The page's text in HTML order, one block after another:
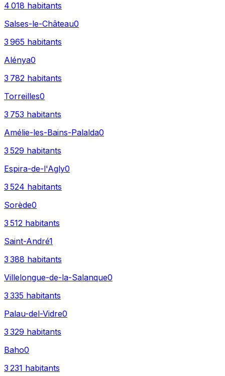
4 018 habitants
Salses-le-Château0
3 965 habitants
Alénya0
3 782 habitants
Torreilles0
3 753 habitants
Amélie-les-Bains-Palalda0
3 529 habitants
Espira-de-l'Agly0
3 524 habitants
Sorède0
3 512 habitants
Saint-André1
3 388 habitants
Villelongue-de-la-Salanque0
3 335 habitants
Palau-del-Vidre0
3 329 habitants
Baho0
3 231 habitants